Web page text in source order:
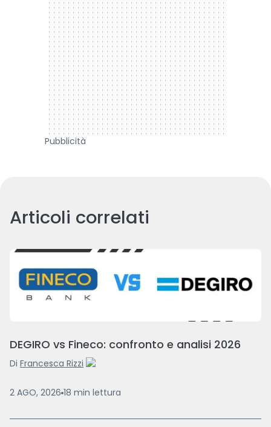
Pubblicità
Articoli correlati
DEGIRO vs Fineco: confronto e analisi 2026
Di Francesca Rizzi
2 AGO, 2026 18 min lettura